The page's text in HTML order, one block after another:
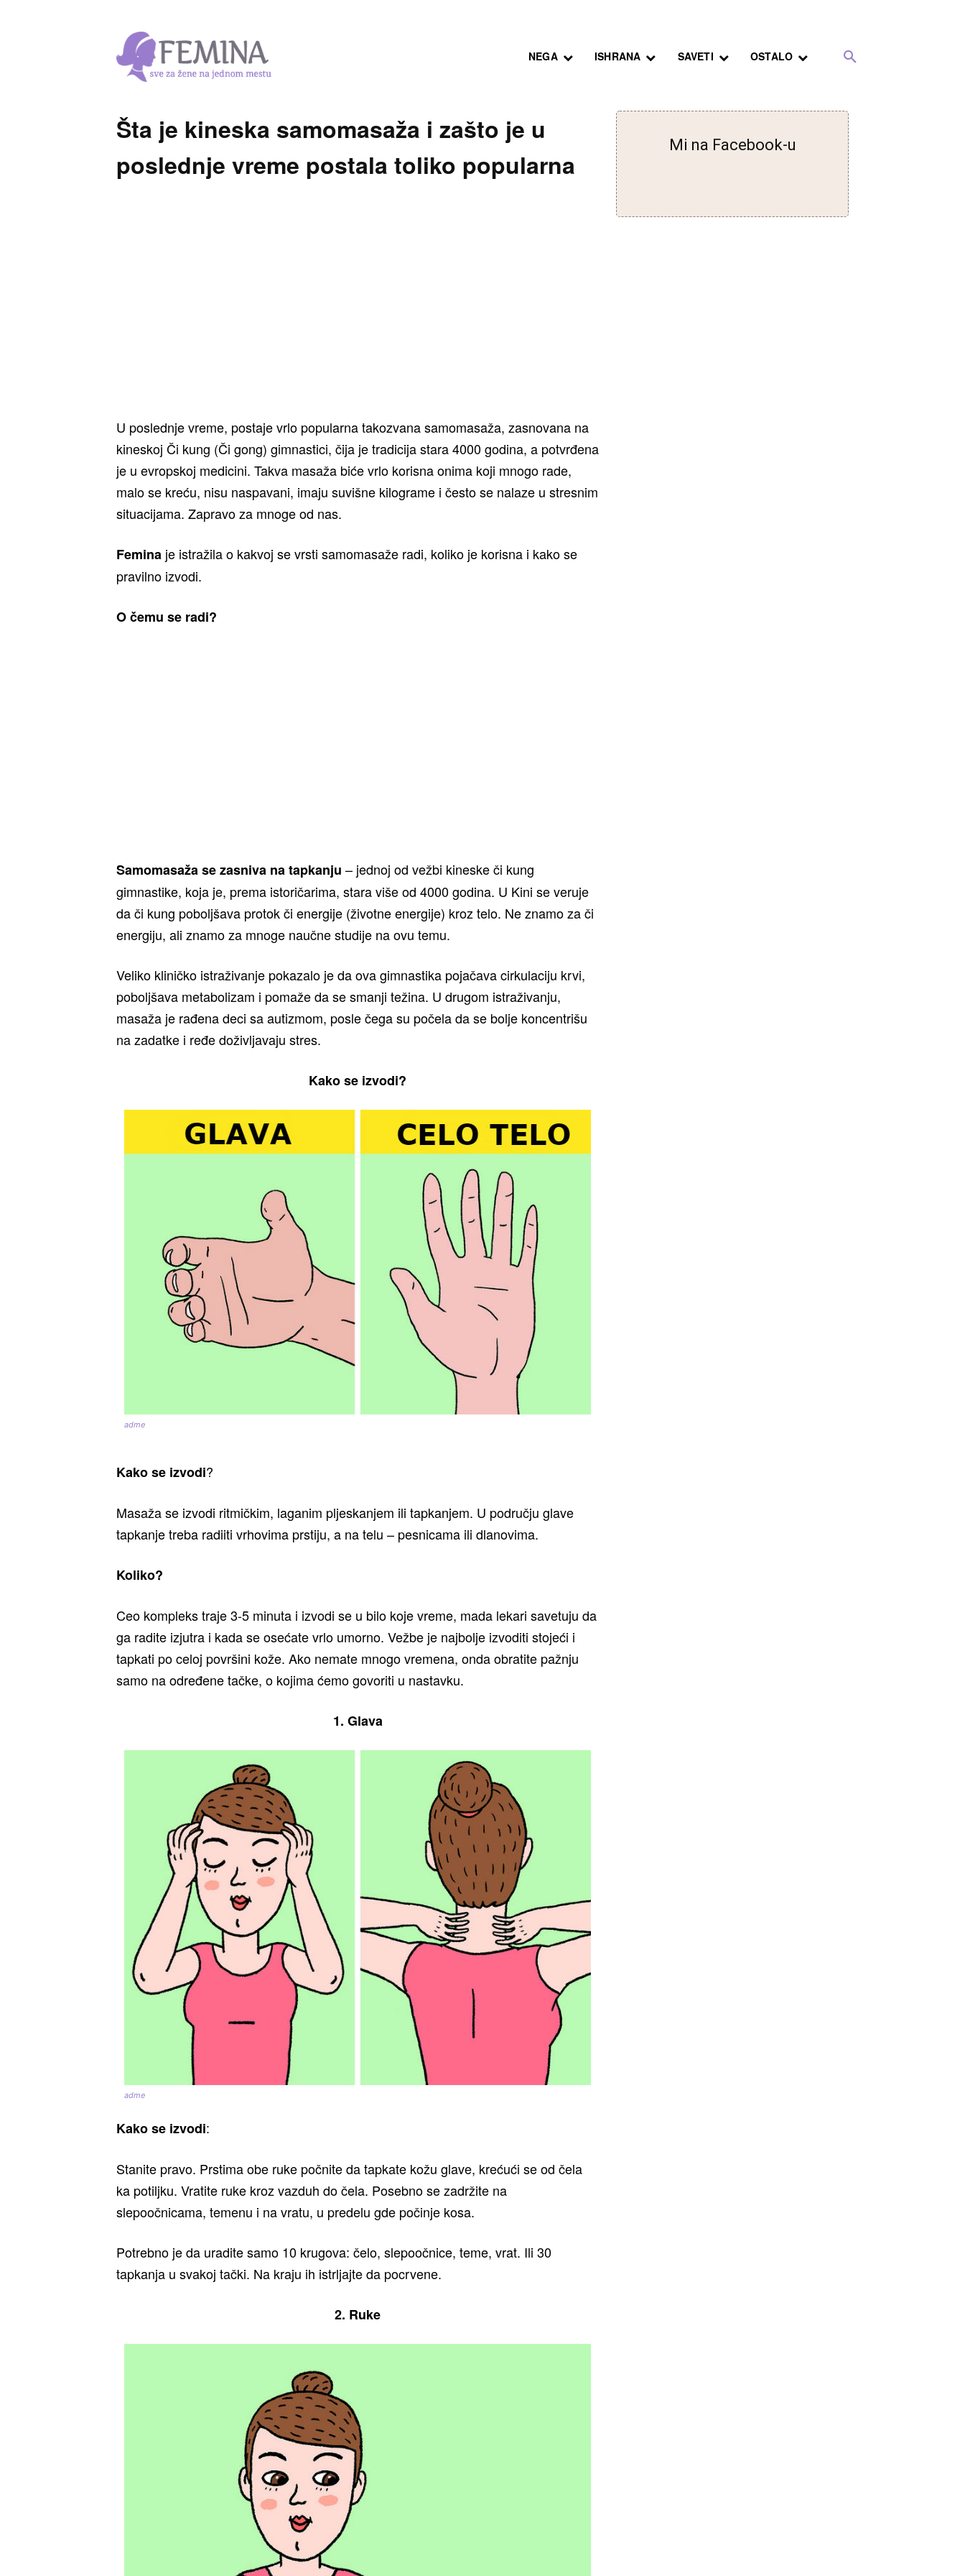
NEGA ISHRANA SAVETI OSTALO
Šta je kineska samomasaža i zašto je u
poslednje vreme postala toliko popularna
U poslednje vreme, postaje vrlo popularna takozvana samomasaža, zasnovana na
kineskoj Či kung (Či gong) gimnastici, čija je tradicija stara 4000 godina, a potvrđena
je u evropskoj medicini. Takva masaža biće vrlo korisna onima koji mnogo rade,
malo se kreću, nisu naspavani, imaju suvišne kilograme i često se nalaze u stresnim
situacijama. Zapravo za mnoge od nas.
Femina je istražila o kakvoj se vrsti samomasaže radi, koliko je korisna i kako se
pravilno izvodi.
O čemu se radi?
Samomasaža se zasniva na tapkanju – jednoj od vežbi kineske či kung
gimnastike, koja je, prema istoričarima, stara više od 4000 godina. U Kini se veruje
da či kung poboljšava protok či energije (životne energije) kroz telo. Ne znamo za či
energiju, ali znamo za mnoge naučne studije na ovu temu.
Veliko kliničko istraživanje pokazalo je da ova gimnastika pojačava cirkulaciju krvi,
poboljšava metabolizam i pomaže da se smanji težina. U drugom istraživanju,
masaža je rađena deci sa autizmom, posle čega su počela da se bolje koncentrišu
na zadatke i ređe doživljavaju stres.
Kako se izvodi?
adme
Kako se izvodi?
Masaža se izvodi ritmičkim, laganim pljeskanjem ili tapkanjem. U području glave
tapkanje treba radiiti vrhovima prstiju, a na telu – pesnicama ili dlanovima.
Koliko?
Ceo kompleks traje 3-5 minuta i izvodi se u bilo koje vreme, mada lekari savetuju da
ga radite izjutra i kada se osećate vrlo umorno. Vežbe je najbolje izvoditi stojeći i
tapkati po celoj površini kože. Ako nemate mnogo vremena, onda obratite pažnju
samo na određene tačke, o kojima ćemo govoriti u nastavku.
1. Glava
adme
Kako se izvodi:
Stanite pravo. Prstima obe ruke počnite da tapkate kožu glave, krećući se od čela
ka potiljku. Vratite ruke kroz vazduh do čela. Posebno se zadržite na
slepoočnicama, temenu i na vratu, u predelu gde počinje kosa.
Potrebno je da uradite samo 10 krugova: čelo, slepoočnice, teme, vrat. Ili 30
tapkanja u svakoj tački. Na kraju ih istrljajte da pocrvene.
2. Ruke
Mi na Facebook-u